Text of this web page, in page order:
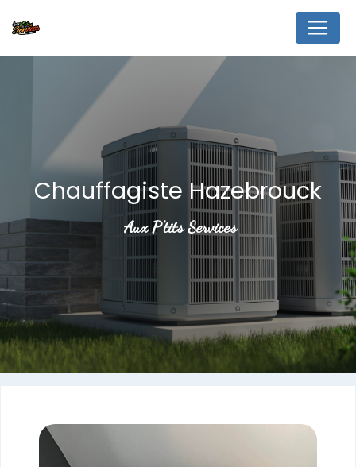
Chauffagiste Hazebrouck
Aux P'tits Services